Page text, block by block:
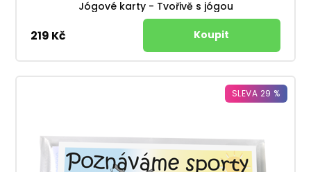
Jógové karty - Tvořivě s jógou
219 Kč
SLEVA 29 %